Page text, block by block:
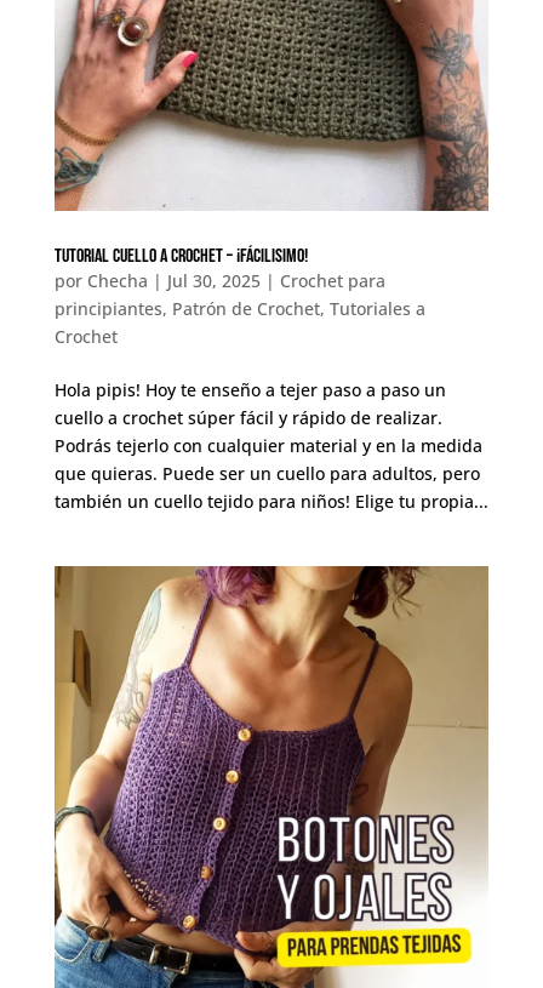
Tutorial cuello a crochet – ¡FÁCILISIMO!
por Checha | Jul 30, 2025| Crochet para
principiantes, Patrón de Crochet, Tutoriales a
Crochet
Hola pipis! Hoy te enseño a tejer paso a paso un
cuello a crochet súper fácil y rápido de realizar.
Podrás tejerlo con cualquier material y en la medida
que quieras. Puede ser un cuello para adultos, pero
también un cuello tejido para niños! Elige tu propia...